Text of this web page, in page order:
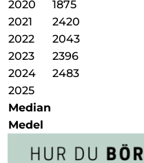
2020 1875
2021
2420
2022
2043
2023
2396
2024
2483
2025
Median
Medel